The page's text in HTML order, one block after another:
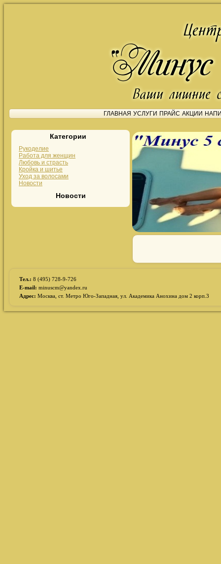
ГЛАВНАЯ УСЛУГИ ПРАЙС АКЦИИ
Категории
Рукоделие
Работа для женщин
Любовь и страсть
Кройка и шитье
Уход за волосами
Новости
Новости
Тел.: 8 (495) 728-9-726
E-mail: minuscm@yandex.ru
Адрес: Москва, ст. Метро Юго-Западная, ул. Академика Анохина дом 2 корп.3